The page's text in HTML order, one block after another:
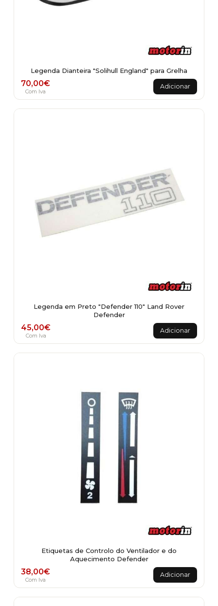
Legenda Dianteira "Solihull England" para Grelha
70,00€
Com Iva
Adicionar
Legenda em Preto "Defender 110" Land Rover
Defender
45,00€
Com Iva
Adicionar
Etiquetas de Controlo do Ventilador e do
Aquecimento Defender
38,00€
Com Iva
Adicionar